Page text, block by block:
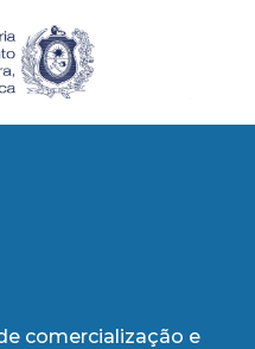
comercialização e